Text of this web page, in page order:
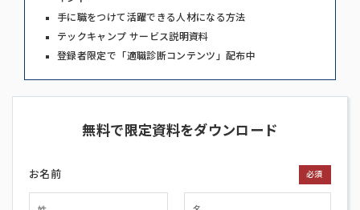
手に職をつけて活躍できる人材になる方法
テックキャンプ サービス説明資料
登録者限定で「適職診断コンテンツ」配布中
無料で限定資料をダウンロード
お名前 必須